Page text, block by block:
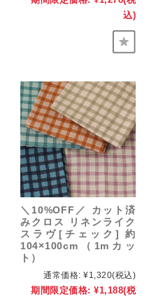
込)
＼10%OFF／ カット済
みクロス リネンライク
スラヴ[チェック] 約
104×100cm（1mカッ
ト）
通常価格: ¥1,320(税込)
期間限定価格: ¥1,188(税